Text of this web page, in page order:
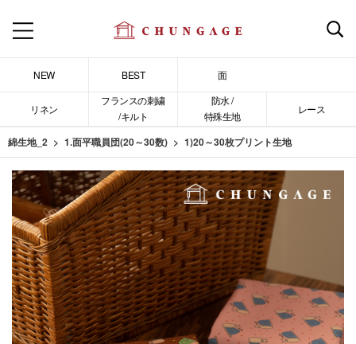
NEW BEST 面
リネン
フランスの刺繍
/キルト
防水 /
特殊生地
レース
綿生地_2 1.面平職員団(20～30数) 1)20～30枚プリント生地